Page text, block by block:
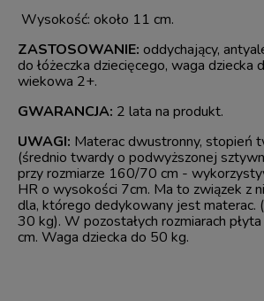
Wysokość: około 11 cm.
ZASTOSOWANIE: oddychający,
do łóżeczka dziecięcego, waga dziecka
wiekowa 2+.
GWARANCJA: 2 lata na produkt.
UWAGI: Materac dwustronny, stopień
(średnio twardy o podwyższonej
przy rozmiarze 160/70 cm -
HR o wysokości 7cm. Ma to związek z
dla, którego dedykowany jest materac.
30 kg). W pozostałych rozmiarach
cm. Waga dziecka do 50 kg.